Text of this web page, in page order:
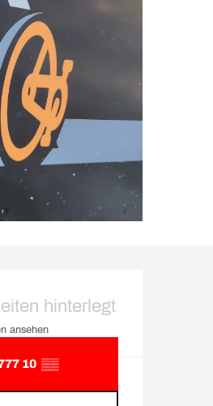
&
hinterlegt
ansehen
10 ▒▒